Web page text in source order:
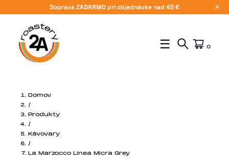
Doprava ZADARMO pri objednávke nad 45 € X
☰ 0
Domov
/
Produkty
/
Kávovary
/
La Marzocco Linea Micra Grey